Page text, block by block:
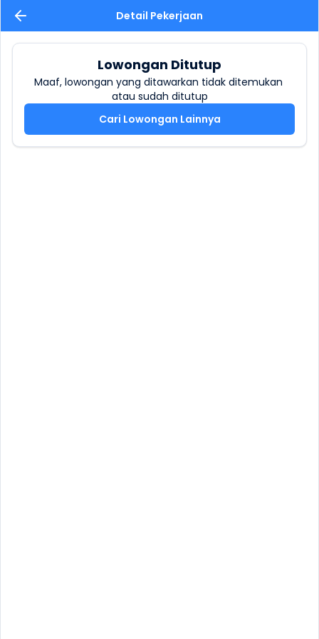
Detail Pekerjaan
Lowongan Ditutup
Maaf, lowongan yang ditawarkan tidak ditemukan
atau sudah ditutup
Cari Lowongan Lainnya